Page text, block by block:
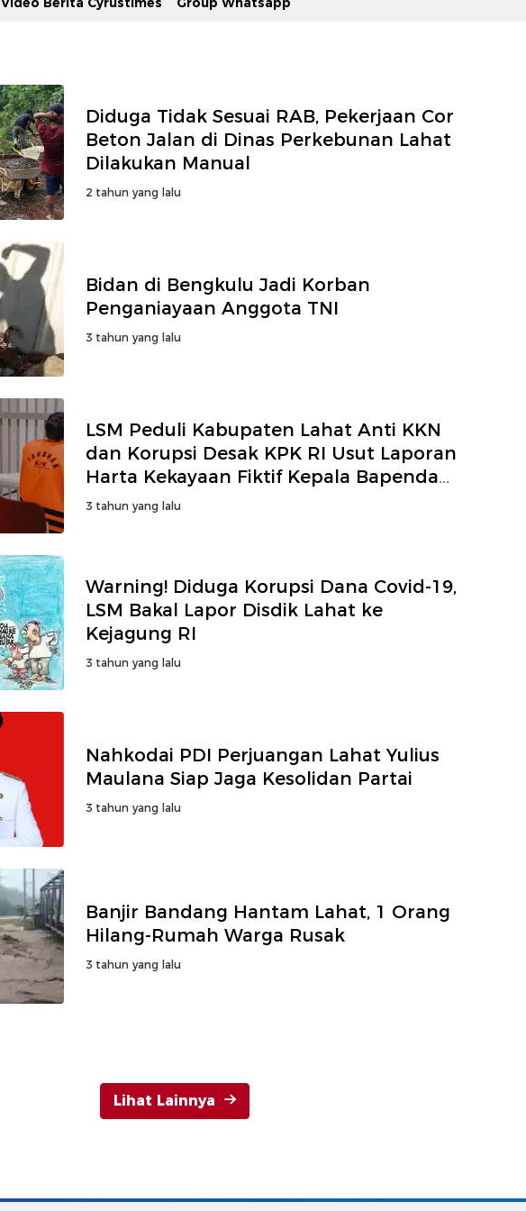
Diduga Tidak Sesuai RAB, Pekerjaan Cor
Beton Jalan di Dinas Perkebunan Lahat
Dilakukan Manual
2 tahun yang lalu
Bidan di Bengkulu Jadi Korban
Penganiayaan Anggota TNI
3 tahun yang lalu
LSM Peduli Kabupaten Lahat Anti KKN
dan Korupsi Desak KPK RI Usut Laporan
Harta Kekayaan Fiktif Kepala Bapenda
Lahat
3 tahun yang lalu
Warning! Diduga Korupsi Dana Covid-19,
LSM Bakal Lapor Disdik Lahat ke
Kejagung RI
3 tahun yang lalu
Nahkodai PDI Perjuangan Lahat Yulius
Maulana Siap Jaga Kesolidan Partai
3 tahun yang lalu
Banjir Bandang Hantam Lahat, 1 Orang
Hilang-Rumah Warga Rusak
3 tahun yang lalu
Lihat Lainnya